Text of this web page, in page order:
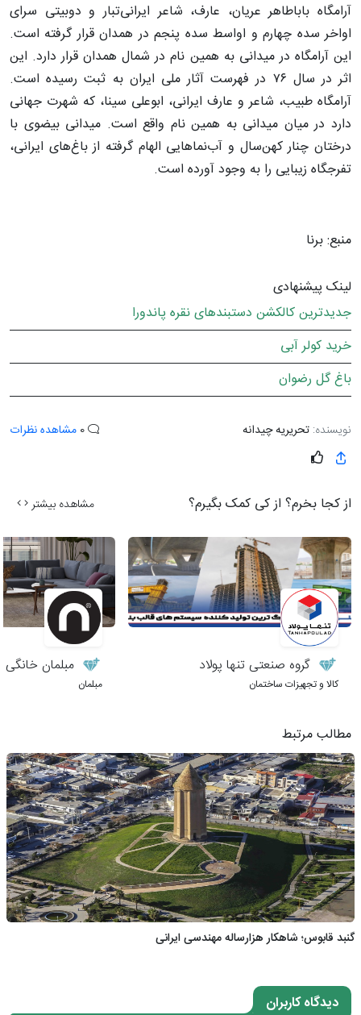
آرامگاه باباطاهر عریان، عارف، شاعر ایرانی‌تبار و دوبیتی سرای
اواخر سده چهارم و اواسط سده پنجم در همدان قرار گرفته است.
این آرامگاه در میدانی به همین نام در شمال همدان قرار دارد. این
اثر در سال ۷۶ در فهرست آثار ملی ایران به ثبت رسیده است.
آرامگاه طبیب، شاعر و عارف ایرانی، ابوعلی سینا، که شهرت جهانی
دارد در میان میدانی به همین نام واقع است. میدانی بیضوی با
درختان چنار کهن‌سال و آب‌نما‌هایی الهام گرفته از باغ‌های ایرانی،
تفرجگاه زیبایی را به وجود آورده است.
منبع: برنا
لینک پیشنهادی
جدیدترین کالکشن دستبندهای نقره پاندورا
خرید کولر آبی
باغ گل رضوان
نویسنده: تحریریه چیدانه مشاهده نظرات
از کجا بخرم؟ از کی کمک بگیرم؟ مشاهده بیشتر
گروه صنعتی تنها پولاد
کالا و تجهیزات ساختمان
مبلمان خانگی
مبلمان
مطالب مرتبط
گنبد قابوس؛ شاهکار هزارساله مهندسی ایرانی
دیدگاه کاربران